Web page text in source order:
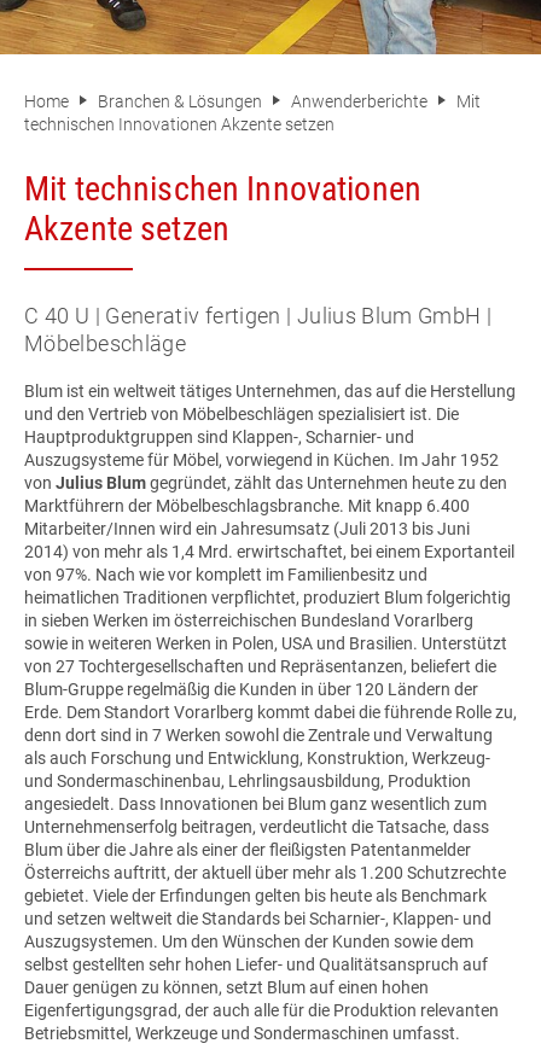
Home Branchen & Lösungen Anwenderberichte
Mit
technischen Innovationen Akzente setzen
Mit technischen Innovationen
Akzente setzen
C 40 U | Generativ fertigen | Julius Blum GmbH |
Möbelbeschläge
Blum ist ein weltweit tätiges Unternehmen, das auf die Herstellung
und den Vertrieb von Möbelbeschlägen spezialisiert ist. Die
Hauptproduktgruppen sind Klappen-, Scharnier- und
Auszugsysteme für Möbel, vorwiegend in Küchen. Im Jahr 1952
von Julius Blumgegründet, zählt das Unternehmen heute zu den
Marktführern der Möbelbeschlagsbranche. Mit knapp 6.400
Mitarbeiter/Innen wird ein Jahresumsatz (Juli 2013 bis Juni
2014) von mehr als 1,4 Mrd. erwirtschaftet, bei einem Exportanteil
von 97%. Nach wie vor komplett im Familienbesitz und
heimatlichen Traditionen verpflichtet, produziert Blum folgerichtig
in sieben Werken im österreichischen Bundesland Vorarlberg
sowie in weiteren Werken in Polen, USA und Brasilien. Unterstützt
von 27 Tochtergesellschaften und Repräsentanzen, beliefert die
Blum-Gruppe regelmäßig die Kunden in über 120 Ländern der
Erde. Dem Standort Vorarlberg kommt dabei die führende Rolle zu,
denn dort sind in 7 Werken sowohl die Zentrale und Verwaltung
als auch Forschung und Entwicklung, Konstruktion, Werkzeug-
und Sondermaschinenbau, Lehrlingsausbildung, Produktion
angesiedelt. Dass Innovationen bei Blum ganz wesentlich zum
Unternehmenserfolg beitragen, verdeutlicht die Tatsache, dass
Blum über die Jahre als einer der fleißigsten Patentanmelder
Österreichs auftritt, der aktuell über mehr als 1.200 Schutzrechte
gebietet. Viele der Erfindungen gelten bis heute als Benchmark
und setzen weltweit die Standards bei Scharnier-, Klappen- und
Auszugsystemen. Um den Wünschen der Kunden sowie dem
selbst gestellten sehr hohen Liefer- und Qualitätsanspruch auf
Dauer genügen zu können, setzt Blum auf einen hohen
Eigenfertigungsgrad, der auch alle für die Produktion relevanten
Betriebsmittel, Werkzeuge und Sondermaschinen umfasst.